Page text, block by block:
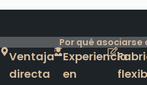
Por qué asociarse
Ventaja
directa
Experiencia
en